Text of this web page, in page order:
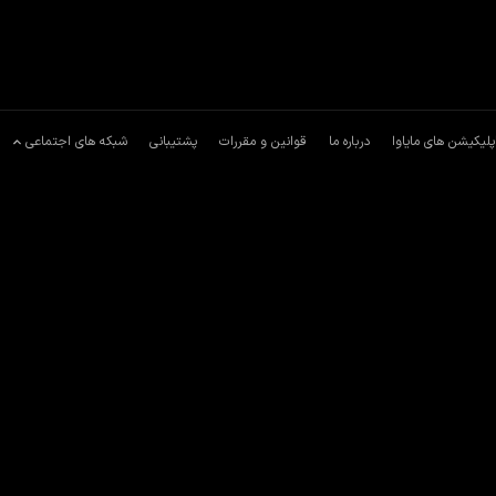
های مایاوا درباره ما قوانین و مقررات پشتیبانی شبکه های اجتماعی